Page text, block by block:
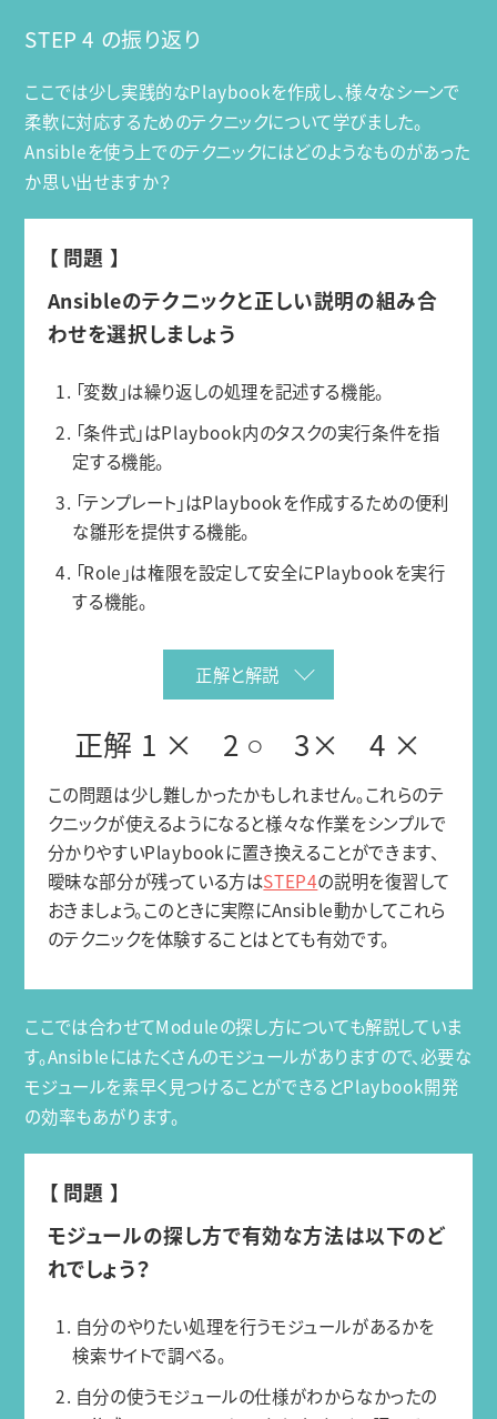
STEP 4 の振り返り
ここでは少し実践的なPlaybookを作成し、様々なシーンで
柔軟に対応するためのテクニックについて学びました。
Ansibleを使う上でのテクニックにはどのようなものがあった
か思い出せますか？
【 問題 】
Ansibleのテクニックと正しい説明の組み合
わせを選択しましょう
1. 「変数」は繰り返しの処理を記述する機能。
2. 「条件式」はPlaybook内のタスクの実行条件を指
定する機能。
3. 「テンプレート」はPlaybookを作成するための便利
な雛形を提供する機能。
4. 「Role」は権限を設定して安全にPlaybookを実行
する機能。
正解と解説
正解 1 × 2 ○ 3× 4 ×
この問題は少し難しかったかもしれません。これらのテ
クニックが使えるようになると様々な作業をシンプルで
分かりやすいPlaybookに置き換えることができます、
曖昧な部分が残っている方はSTEP4の説明を復習して
おきましょう。このときに実際にAnsible動かしてこれら
のテクニックを体験することはとても有効です。
ここでは合わせてModuleの探し方についても解説していま
す。Ansibleにはたくさんのモジュールがありますので、必要な
モジュールを素早く見つけることができるとPlaybook開発
の効率もあがります。
【 問題 】
モジュールの探し方で有効な方法は以下のど
れでしょう？
1. 自分のやりたい処理を行うモジュールがあるかを
検索サイトで調べる。
2. 自分の使うモジュールの仕様がわからなかったの